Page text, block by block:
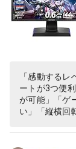
「感動する
ートが3つ便
が可能」「ゲ
い」「縦横回